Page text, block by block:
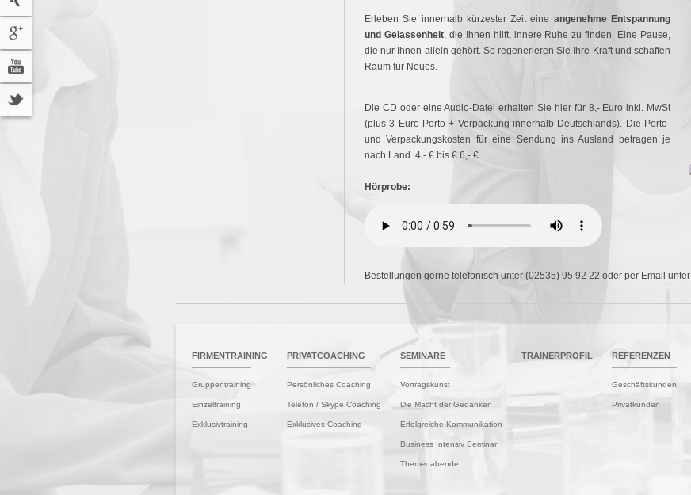
Erleben Sie innerhalb kürzester Zeit eine angenehme Entspannung
und Gelassenheit, die Ihnen hilft, innere Ruhe zu finden. Eine Pause,
die nur Ihnen allein gehört. So regenerieren Sie Ihre Kraft und schaffen
Raum für Neues.
Die CD oder eine Audio-Datei erhalten Sie hier für 8,- Euro inkl. MwSt
(plus 3 Euro Porto + Verpackung innerhalb Deutschlands). Die Porto-
und Verpackungskosten für eine Sendung ins Ausland betragen je
nach Land 4,- € bis € 6,- €.
Hörprobe:
Bestellungen gerne telefonisch unter (02535) 95 92 22 oder per Email unter
FIRMENTRAINING
Gruppentraining
Einzeltraining
Exklusivtraining
PRIVATCOACHING
Persönliches Coaching
Telefon / Skype Coaching
Exklusives Coaching
SEMINARE
Vortragskunst
Die Macht der Gedanken
Erfolgreiche Kommunikation
Business Intensiv Seminar
Themenabende
TRAINERPROFIL REFERENZEN
Geschäftskunden
Privatkunden